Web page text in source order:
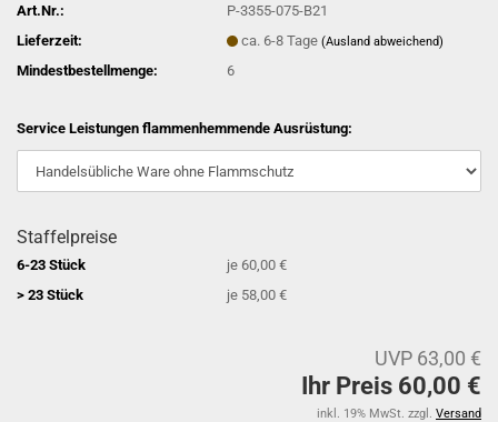
Art.Nr.:
P-3355-075-B21
Lieferzeit:
ca. 6-8 Tage(Ausland abweichend)
Mindestbestellmenge: 6
Service Leistungen flammenhemmende Ausrüstung:
Staffelpreise
6-23 Stück
je 60,00 €
> 23 Stück
je 58,00 €
UVP 63,00 €
Ihr Preis 60,00 €
inkl. 19% MwSt. zzgl. Versand